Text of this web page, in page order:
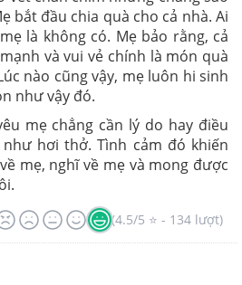
bắt đầu chia quà cho cả nhà. Ai
là không có. Mẹ bảo rằng, cả
và vui vẻ chính là món quà
nào cũng vậy, mẹ luôn hi sinh
như vậy đó.
mẹ chẳng cần lý do hay điều
hơi thở. Tình cảm đó khiến
mẹ, nghĩ về mẹ và mong được
(4.5/5 ⭐ - 134 lượt)